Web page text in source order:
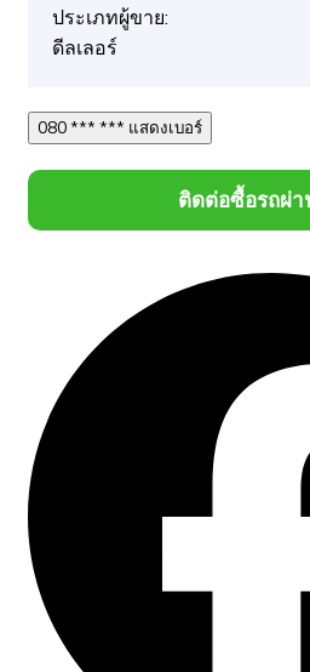
ประเภทผู้ขาย:
ดีลเลอร์
080 *** *** แสดงเบอร์
ติดต่อซื้อรถผ่า